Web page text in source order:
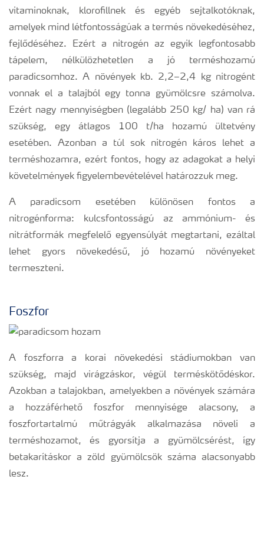
vitaminoknak, klorofillnek és egyéb sejtalkotóknak,
amelyek mind létfontosságúak a termés növekedéséhez,
fejlődéséhez. Ezért a nitrogén az egyik legfontosabb
tápelem, nélkülözhetetlen a jó terméshozamú
paradicsomhoz. A növények kb. 2,2–2,4 kg nitrogént
vonnak el a talajból egy tonna gyümölcsre számolva.
Ezért nagy mennyiségben (legalább 250 kg/ ha) van rá
szükség, egy átlagos 100 t/ha hozamú ültetvény
esetében. Azonban a túl sok nitrogén káros lehet a
terméshozamra, ezért fontos, hogy az adagokat a helyi
követelmények figyelembevételével határozzuk meg.
A paradicsom esetében különösen fontos a
nitrogénforma: kulcsfontosságú az ammónium- és
nitrátformák megfelelő egyensúlyát megtartani, ezáltal
lehet gyors növekedésű, jó hozamú növényeket
termeszteni.
Foszfor
A foszforra a korai növekedési stádiumokban van
szükség, majd virágzáskor, végül terméskötődéskor.
Azokban a talajokban, amelyekben a növények számára
a hozzáférhető foszfor mennyisége alacsony, a
foszfortartalmú műtrágyák alkalmazása növeli a
terméshozamot, és gyorsítja a gyümölcsérést, így
betakarításkor a zöld gyümölcsök száma alacsonyabb
lesz.